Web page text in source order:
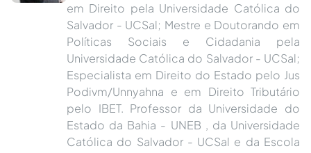
em Direito pela Universidade Católica do
Salvador - UCSal; Mestre e Doutorando em
Políticas Sociais e Cidadania pela
Universidade Católica do Salvador - UCSal;
Especialista em Direito do Estado pelo Jus
Podivm/Unnyahna e em Direito Tributário
pelo IBET. Professor da Universidade do
Estado da Bahia - UNEB , da Universidade
Católica do Salvador - UCSal e da Escola